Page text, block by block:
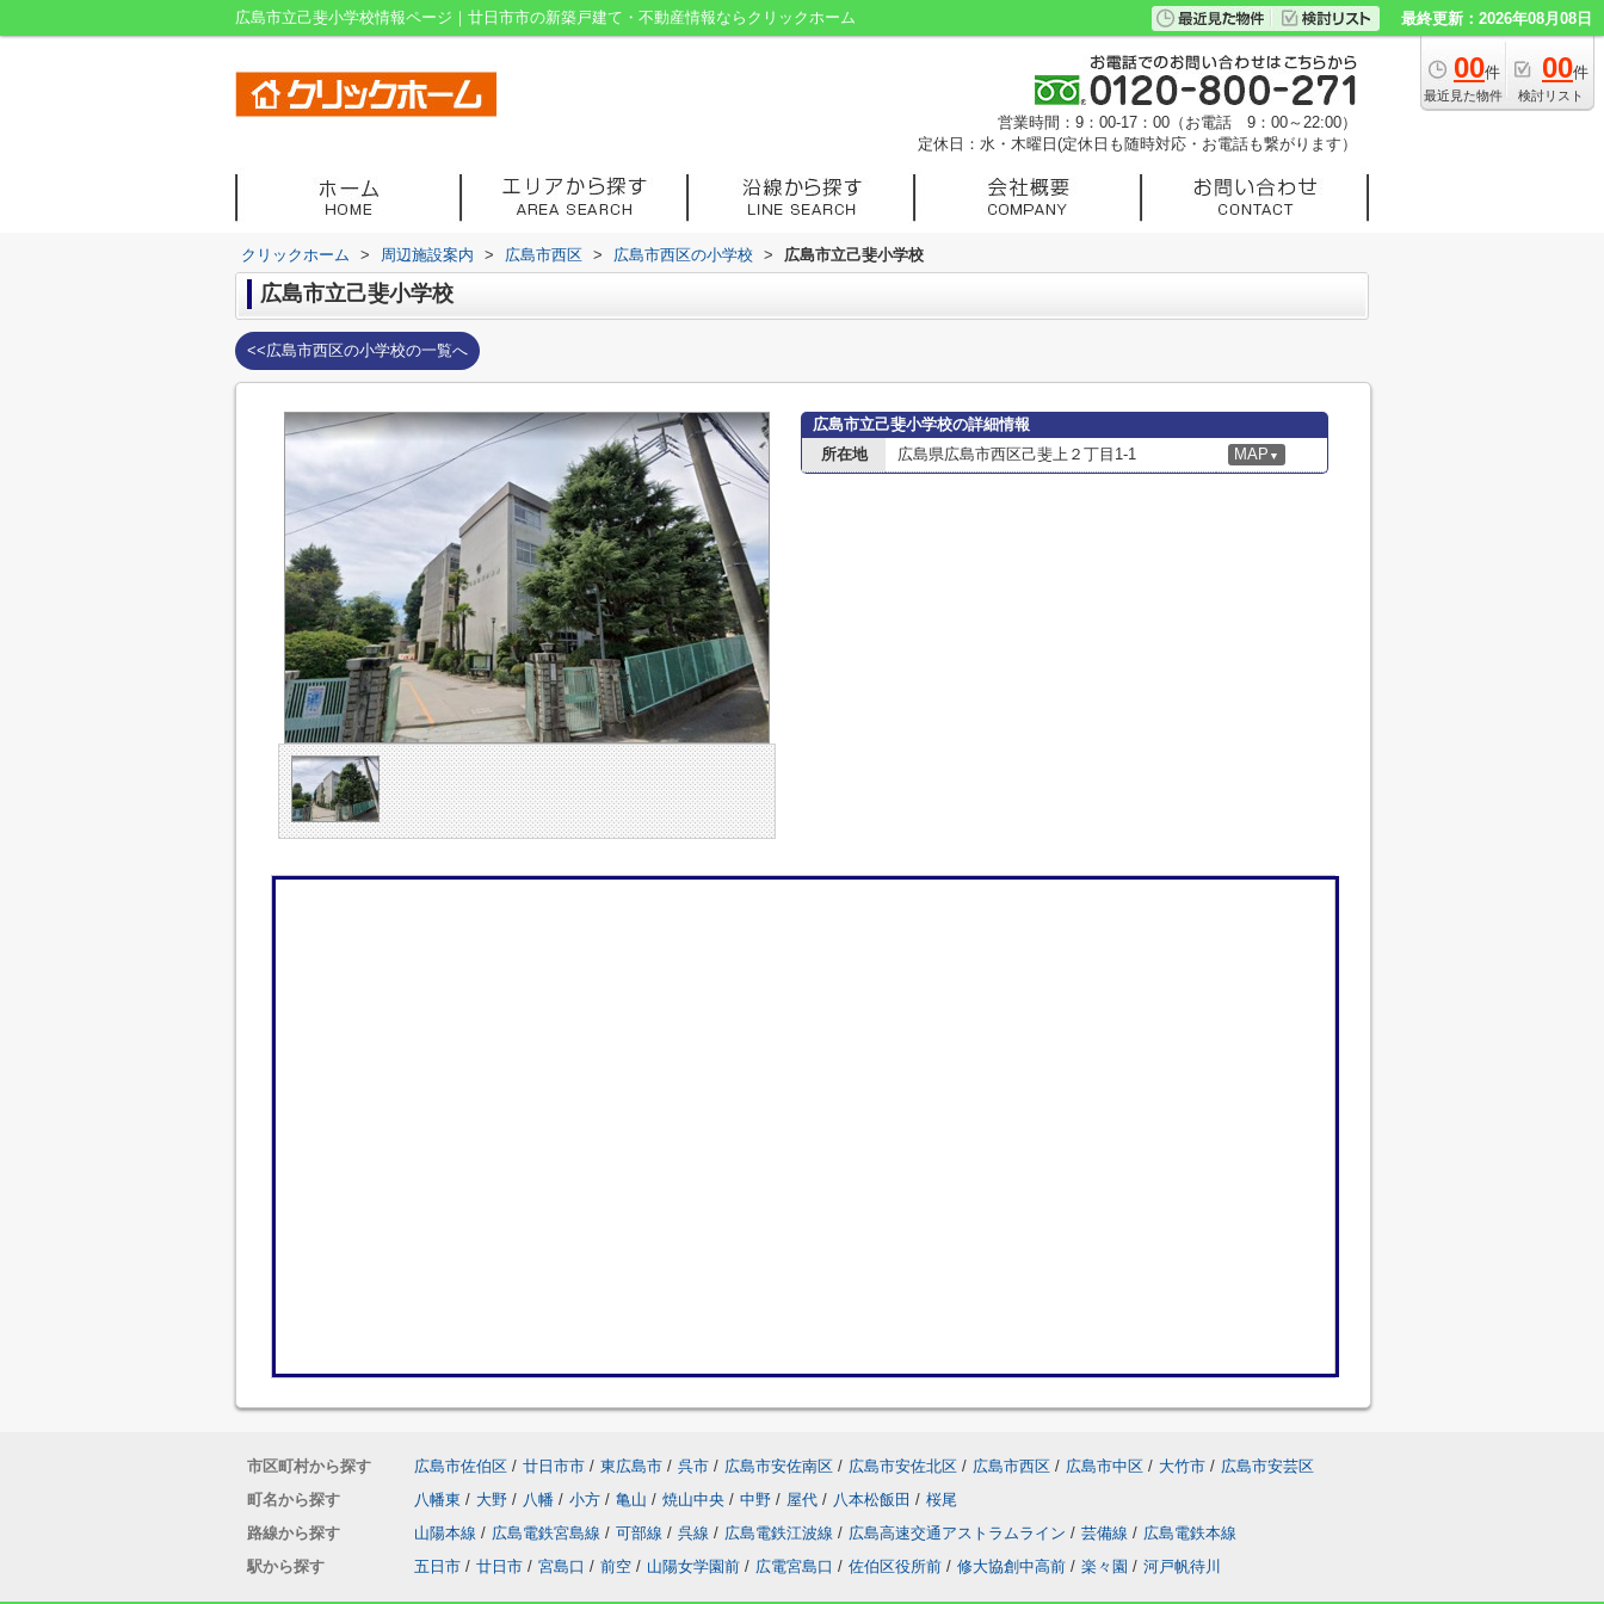
広島市立己斐小学校情報ページ｜廿日市市の新築戸建て・不動産情報ならクリックホーム 最終更新：2026年08月08日
00件
最近見た物件
00件
検討リスト
営業時間：9：00-17：00（お電話 9：00～22:00）
定休日：水・木曜日(定休日も随時対応・お電話も繋がります）
クリックホーム > 周辺施設案内 > 広島市西区 > 広島市西区の小学校 > 広島市立己斐小学校
広島市立己斐小学校
<<広島市西区の小学校の一覧へ
広島市立己斐小学校の詳細情報
所在地
広島県広島市西区己斐上２丁目1-1 MAP ▼
市区町村から探す 広島市佐伯区 / 廿日市市 / 東広島市 / 呉市 / 広島市安佐南区 / 広島市安佐北区 / 広島市西区 / 広島市中区 / 大竹市 / 広島市安芸区
町名から探す
八幡東 / 大野 / 八幡 / 小方 / 亀山 / 焼山中央 / 中野 / 屋代 / 八本松飯田 / 桜尾
路線から探す
山陽本線 / 広島電鉄宮島線 / 可部線 / 呉線 / 広島電鉄江波線 / 広島高速交通アストラムライン / 芸備線 / 広島電鉄本線
駅から探す
五日市 / 廿日市 / 宮島口 / 前空 / 山陽女学園前 / 広電宮島口 / 佐伯区役所前 / 修大協創中高前 / 楽々園 / 河戸帆待川